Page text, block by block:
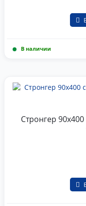
В наличии
Стронгер